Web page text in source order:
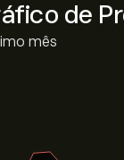
de
mês